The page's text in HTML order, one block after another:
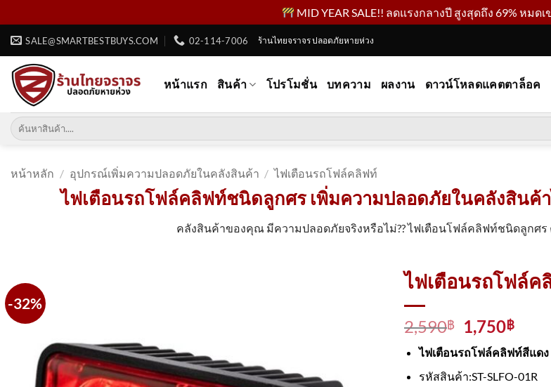
MID YEAR SALE!! ลดแรงกลางปี สูงสุดถึง 69% หม
ข้าม
เนื้อหา
SALE@SMARTBESTBUYS.COM 02-114-7006 ร้านไทยจราจร ปลอดภัยหายห่วง
หน้าแรก สินค้า โปรโมชั่น บทความ ผลงาน ดาวน์โหลดแคตตาล็อค
ค้นหา:
หน้าหลัก / อุปกรณ์เพิ่มความปลอดภัยในคลังสินค้า / ไฟเตือนรถโฟล์คลิฟท์
ไฟเตือนรถโฟล์คลิฟท์ชนิดลูกศร เพิ่มความปลอดภัยในคลังสินค้า
คลังสินค้าของคุณ มีความปลอดภัยจริงหรือไม่?? ไฟเตือนโฟล์คลิฟท์ชนิดลูกศ
-32%
ไฟเตือนรถโฟล์ค
2,590฿
Original
price
was:
2,590฿.
1,750฿
price
is:
ไฟเตือนรถโฟล์คลิฟท์สีแดง
รหัสสินค้า:ST-SLFO-01R